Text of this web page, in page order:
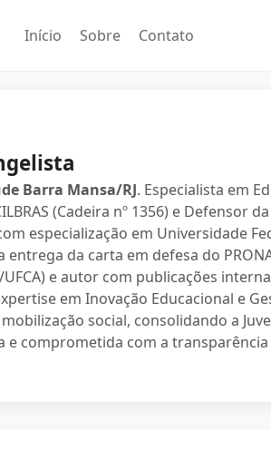
Início Sobre Contato
Barra Mansa/RJ. Especialista em
(Cadeira nº 1356) e Defensor
especialização em Universidade
da carta em defesa do
e autor com publicações
em Inovação Educacional e
social, consolidando a
comprometida com a